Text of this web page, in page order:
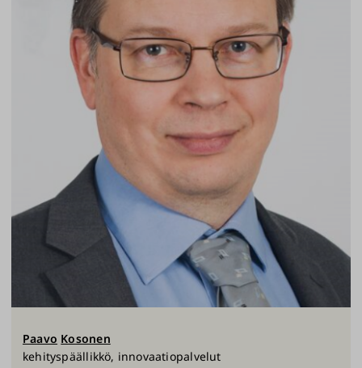
Paavo Kosonen
kehityspäällikkö, innovaatiopalvelut